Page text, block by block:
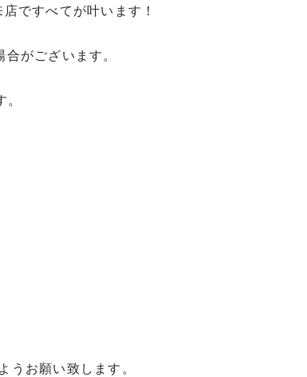
店ですべてが叶います！
がございます。
お願い致します。